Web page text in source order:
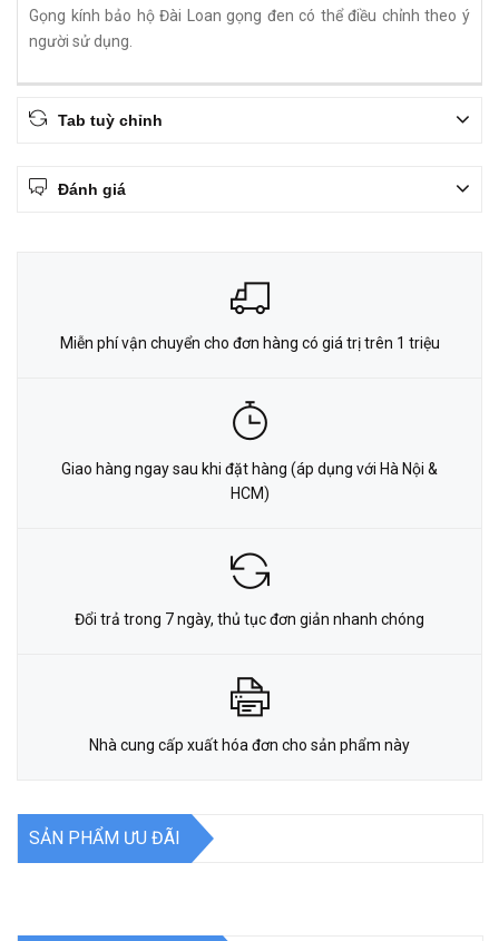
Gọng kính bảo hộ Đài Loan gọng đen có thể điều chỉnh theo ý
người sử dụng.
Tab tuỳ chỉnh
Đánh giá
Miễn phí vận chuyển cho đơn hàng có giá trị trên 1 triệu
Giao hàng ngay sau khi đặt hàng (áp dụng với Hà Nội &
HCM)
Đổi trả trong 7 ngày, thủ tục đơn giản nhanh chóng
Nhà cung cấp xuất hóa đơn cho sản phẩm này
SẢN PHẨM ƯU ĐÃI